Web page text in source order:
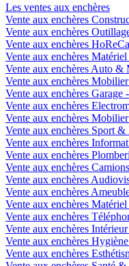
Les ventes aux enchères
Vente aux enchères
Vente aux enchères
Vente aux enchères
Vente aux enchères
Vente aux enchères Auto &
Vente aux enchères
Vente aux enchères Garage
Vente aux enchères
Vente aux enchères
Vente aux enchères Sport
Vente aux enchères
Vente aux enchères
Vente aux enchères
Vente aux enchères
Vente aux enchères
Vente aux enchères
Vente aux enchères
Vente aux enchères
Vente aux enchères
Vente aux enchères